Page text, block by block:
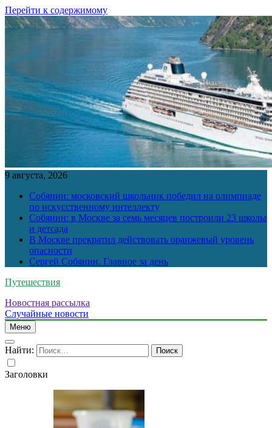
Перейти к содержимому
9 августа, 2026
Собянин: московский школьник победил на олимпиаде
по искусственному интеллекту
Собянин: в Москве за семь месяцев построили 23 школы
и детсада
В Москве прекратил действовать оранжевый уровень
опасности
Сергей Собянин. Главное за день
Путешествия
Новостная рассылка
Случайные новости
Меню
Найти:
Заголовки